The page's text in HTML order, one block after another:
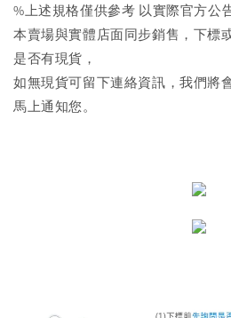
%上述規格僅供參考 以實際官方公
本賣場與實體店面同步銷售，下標
是否有現貨，
如無現貨可留下連絡資訊，我們將
馬上通知您。